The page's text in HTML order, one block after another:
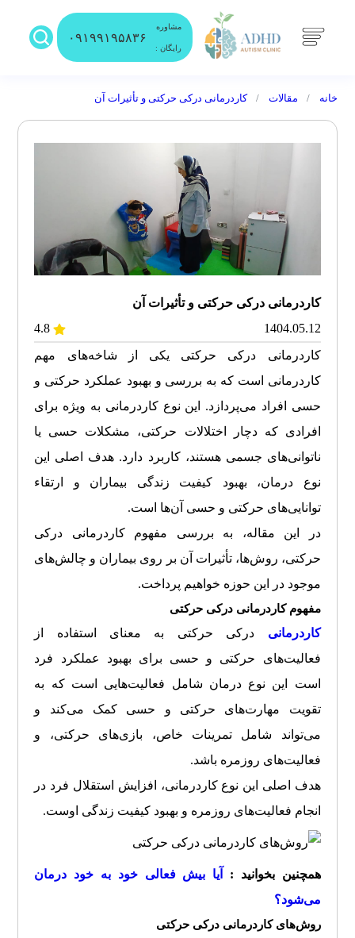
مشاوره
رایگان :
۰۹۱۹۹۱۹۵۸۳۶
خانه مقالات کاردرمانی درکی حرکتی و تأثیرات آن
کاردرمانی درکی حرکتی و تأثیرات آن
1404.05.12
4.8
کاردرمانی درکی حرکتی یکی از شاخه‌های مهم
کاردرمانی است که به بررسی و بهبود عملکرد حرکتی و
حسی افراد می‌پردازد. این نوع کاردرمانی به ویژه برای
افرادی که دچار اختلالات حرکتی، مشکلات حسی یا
ناتوانی‌های جسمی هستند، کاربرد دارد. هدف اصلی این
نوع درمان، بهبود کیفیت زندگی بیماران و ارتقاء
توانایی‌های حرکتی و حسی آن‌ها است.
در این مقاله، به بررسی مفهوم کاردرمانی درکی
حرکتی، روش‌ها، تأثیرات آن بر روی بیماران و چالش‌های
موجود در این حوزه خواهیم پرداخت.
مفهوم کاردرمانی درکی حرکتی
کاردرمانی درکی حرکتی به معنای استفاده از
فعالیت‌های حرکتی و حسی برای بهبود عملکرد فرد
است این نوع درمان شامل فعالیت‌هایی است که به
تقویت مهارت‌های حرکتی و حسی کمک می‌کند و
می‌تواند شامل تمرینات خاص، بازی‌های حرکتی، و
فعالیت‌های روزمره باشد.
هدف اصلی این نوع کاردرمانی، افزایش استقلال فرد در
انجام فعالیت‌های روزمره و بهبود کیفیت زندگی اوست.
همچنین بخوانید :
آیا بیش فعالی خود به خود درمان
می‌شود؟
روش‌های کاردرمانی درکی حرکتی